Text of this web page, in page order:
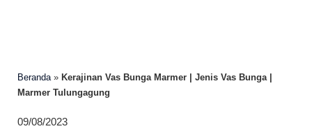
Beranda » Kerajinan Vas Bunga Marmer | Jenis Vas Bunga |
Marmer Tulungagung
09/08/2023